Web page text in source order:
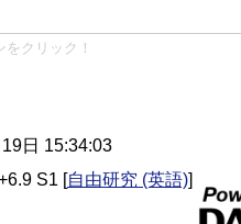
クリック！
日 15:34:03
S1 [自由研究 (英語)]